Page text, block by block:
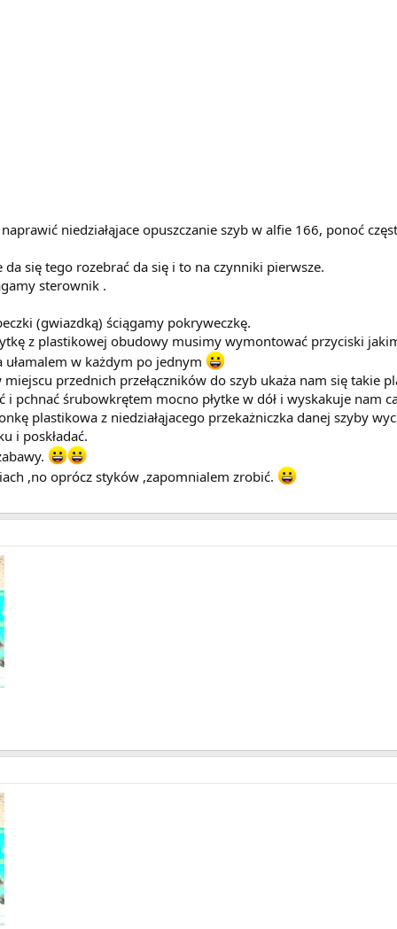
niedziałąjace opuszczanie szyb w alfie 166, ponoć
się tego rozebrać da się i to na czynniki pierwsze.
sterownik .
(gwiazdką) ściągamy pokryweczkę.
z plastikowej obudowy musimy wymontować przyciski
w każdym po jednym
przednich przełączników do szyb ukaża nam się takie
i pchnać śrubowkrętem mocno płytke w dół i wyskakuje nam
plastikowa z niedziałąjacego przekażniczka danej szyby
i poskładać.
,no oprócz styków ,zapomnialem zrobić.